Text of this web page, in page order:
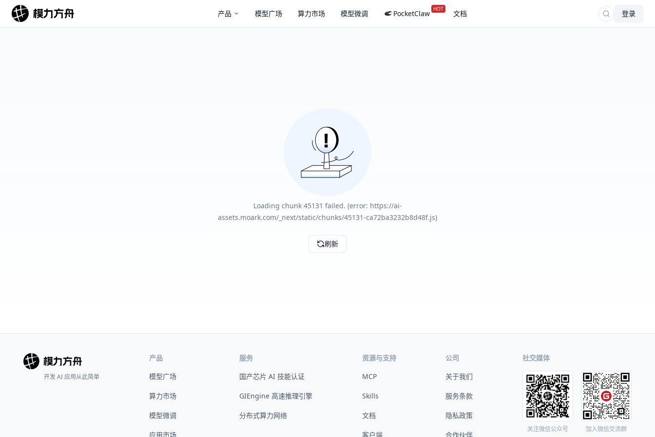
产品 模型广场 算力市场 模型微调 PocketClaw HOT 文档 登录
Loading chunk 45131 failed. (error: https://ai-
assets.moark.com/_next/static/chunks/45131-ca72ba3232b8d48f.js)
刷新
开发 AI 应用从此简单
产品
模型广场
算力市场
模型微调
应用市场
服务
国产芯片 AI 技能认证
GIEngine 高速推理引擎
分布式算力网络
资源与支持
MCP
Skills
文档
客户端
公司
关于我们
服务条款
隐私政策
合作伙伴
社交媒体
关注微信公众号 加入微信交流群